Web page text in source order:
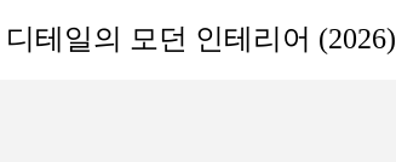
테일의 모던 인테리어 (2026)